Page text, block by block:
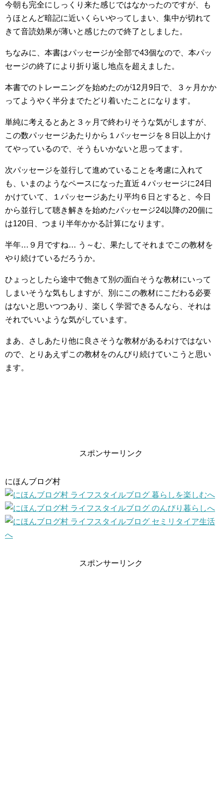
今朝も完全にしっくり来た感じではなかったのですが、も
うほとんど暗記に近いくらいやってしまい、集中が切れて
きて音読効果が薄いと感じたので終了としました。
ちなみに、本書はパッセージが全部で43個なので、本パッ
セージの終了により折り返し地点を超えました。
本書でのトレーニングを始めたのが12月9日で、３ヶ月かか
ってようやく半分までたどり着いたことになります。
単純に考えるとあと３ヶ月で終わりそうな気がしますが、
この数パッセージあたりから１パッセージを８日以上かけ
てやっているので、そうもいかないと思ってます。
次パッセージを並行して進めていることを考慮に入れて
も、いまのようなペースになった直近４パッセージに24日
かけていて、１パッセージあたり平均６日とすると、今日
から並行して聴き解きを始めたパッセージ24以降の20個に
は120日、つまり半年かかる計算になります。
半年…９月ですね… う～む、果たしてそれまでこの教材を
やり続けているだろうか。
ひょっとしたら途中で飽きて別の面白そうな教材にいって
しまいそうな気もしますが、別にこの教材にこだわる必要
はないと思いつつあり、楽しく学習できるんなら、それは
それでいいような気がしています。
まあ、さしあたり他に良さそうな教材があるわけではない
ので、とりあえずこの教材をのんびり続けていこうと思い
ます。
スポンサーリンク
にほんブログ村
スポンサーリンク